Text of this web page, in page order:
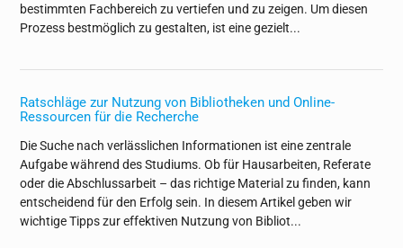
bestimmten Fachbereich zu vertiefen und zu zeigen. Um diesen
Prozess bestmöglich zu gestalten, ist eine gezielt...
Ratschläge zur Nutzung von Bibliotheken und Online-
Ressourcen für die Recherche
Die Suche nach verlässlichen Informationen ist eine zentrale
Aufgabe während des Studiums. Ob für Hausarbeiten, Referate
oder die Abschlussarbeit – das richtige Material zu finden, kann
entscheidend für den Erfolg sein. In diesem Artikel geben wir
wichtige Tipps zur effektiven Nutzung von Bibliot...